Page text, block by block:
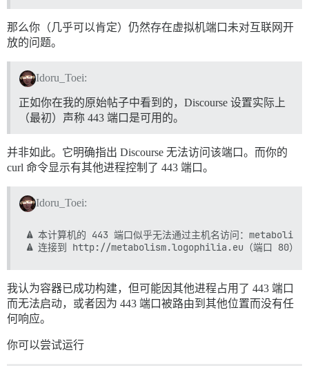
那么你（几乎可以肯定）仍然存在虚拟机端口未对互联网开
放的问题。
Idoru_Toei:
正如你在我的原始帖子中看到的，Discourse 设置实际上
（最初）声称 443 端口是可用的。
并非如此。它明确指出 Discourse 无法访问该端口。而你的
curl 命令显示有其他进程控制了 443 端口。
Idoru_Toei:
⚠ 本计算机的 443 端口似乎无法通过主机名访问：
我认为容器已成功构建，但可能因其他进程占用了 443 端口
而无法启动，或者因为 443 端口被路由到其他位置而没有任
何响应。
你可以尝试运行